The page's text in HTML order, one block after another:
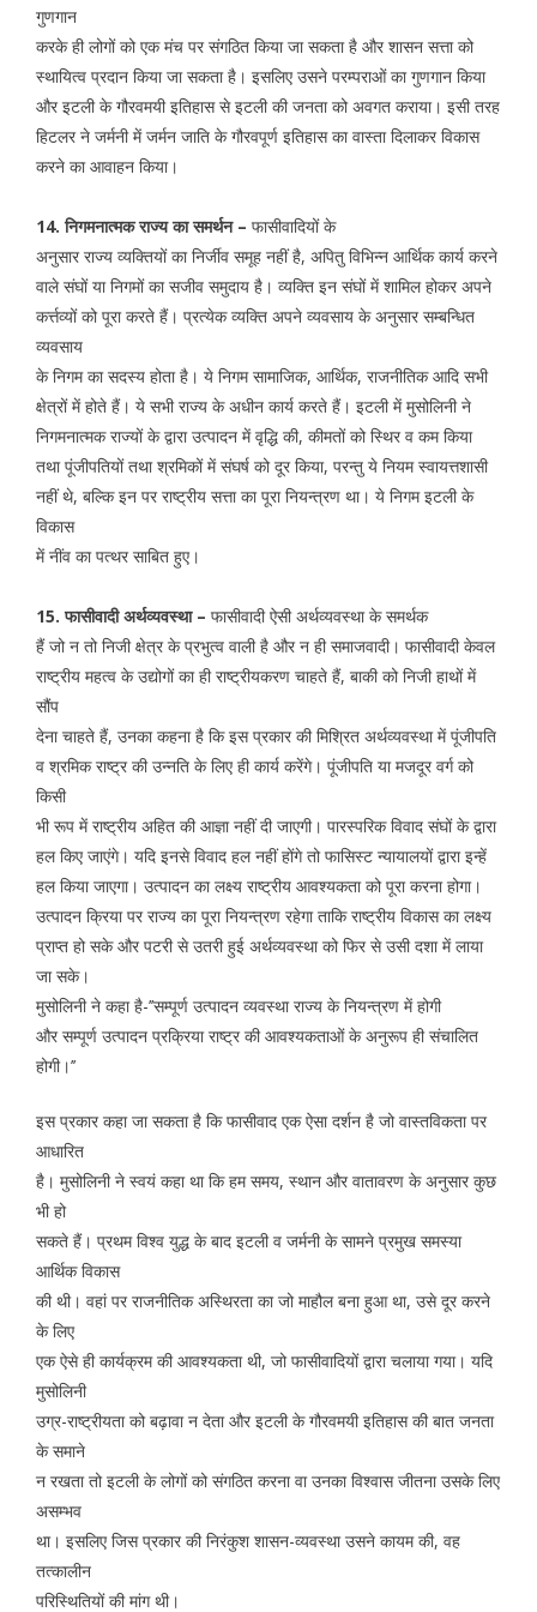
गुणगान
करके ही लोगों को एक मंच पर संगठित किया जा सकता है और शासन सत्ता को
स्थायित्व प्रदान किया जा सकता है। इसलिए उसने परम्पराओं का गुणगान किया
और इटली के गौरवमयी इतिहास से इटली की जनता को अवगत कराया। इसी तरह
हिटलर ने जर्मनी में जर्मन जाति के गौरवपूर्ण इतिहास का वास्ता दिलाकर विकास
करने का आवाहन किया।
14. निगमनात्मक राज्य का समर्थन – फासीवादियों के
अनुसार राज्य व्यक्तियों का निर्जीव समूह नहीं है, अपितु विभिन्न आर्थिक कार्य करने
वाले संघों या निगमों का सजीव समुदाय है। व्यक्ति इन संघों में शामिल होकर अपने
कर्त्तव्यों को पूरा करते हैं। प्रत्येक व्यक्ति अपने व्यवसाय के अनुसार सम्बन्धित
व्यवसाय
के निगम का सदस्य होता है। ये निगम सामाजिक, आर्थिक, राजनीतिक आदि सभी
क्षेत्रों में होते हैं। ये सभी राज्य के अधीन कार्य करते हैं। इटली में मुसोलिनी ने
निगमनात्मक राज्यों के द्वारा उत्पादन में वृद्धि की, कीमतों को स्थिर व कम किया
तथा पूंजीपतियों तथा श्रमिकों में संघर्ष को दूर किया, परन्तु ये नियम स्वायत्तशासी
नहीं थे, बल्कि इन पर राष्ट्रीय सत्ता का पूरा नियन्त्रण था। ये निगम इटली के
विकास
में नींव का पत्थर साबित हुए।
15. फासीवादी अर्थव्यवस्था – फासीवादी ऐसी अर्थव्यवस्था के समर्थक
हैं जो न तो निजी क्षेत्र के प्रभुत्व वाली है और न ही समाजवादी। फासीवादी केवल
राष्ट्रीय महत्व के उद्योगों का ही राष्ट्रीयकरण चाहते हैं, बाकी को निजी हाथों में
सौंप
देना चाहते हैं, उनका कहना है कि इस प्रकार की मिश्रित अर्थव्यवस्था में पूंजीपति
व श्रमिक राष्ट्र की उन्नति के लिए ही कार्य करेंगे। पूंजीपति या मजदूर वर्ग को
किसी
भी रूप में राष्ट्रीय अहित की आज्ञा नहीं दी जाएगी। पारस्परिक विवाद संघों के द्वारा
हल किए जाएंगे। यदि इनसे विवाद हल नहीं होंगे तो फासिस्ट न्यायालयों द्वारा इन्हें
हल किया जाएगा। उत्पादन का लक्ष्य राष्ट्रीय आवश्यकता को पूरा करना होगा।
उत्पादन क्रिया पर राज्य का पूरा नियन्त्रण रहेगा ताकि राष्ट्रीय विकास का लक्ष्य
प्राप्त हो सके और पटरी से उतरी हुई अर्थव्यवस्था को फिर से उसी दशा में लाया
जा सके।
मुसोलिनी ने कहा है-’’सम्पूर्ण उत्पादन व्यवस्था राज्य के नियन्त्रण में होगी
और सम्पूर्ण उत्पादन प्रक्रिया राष्ट्र की आवश्यकताओं के अनुरूप ही संचालित
होगी।’’
इस प्रकार कहा जा सकता है कि फासीवाद एक ऐसा दर्शन है जो वास्तविकता पर
आधारित
है। मुसोलिनी ने स्वयं कहा था कि हम समय, स्थान और वातावरण के अनुसार कुछ
भी हो
सकते हैं। प्रथम विश्व युद्ध के बाद इटली व जर्मनी के सामने प्रमुख समस्या
आर्थिक विकास
की थी। वहां पर राजनीतिक अस्थिरता का जो माहौल बना हुआ था, उसे दूर करने
के लिए
एक ऐसे ही कार्यक्रम की आवश्यकता थी, जो फासीवादियों द्वारा चलाया गया। यदि
मुसोलिनी
उग्र-राष्ट्रीयता को बढ़ावा न देता और इटली के गौरवमयी इतिहास की बात जनता
के समाने
न रखता तो इटली के लोगों को संगठित करना वा उनका विश्वास जीतना उसके लिए
असम्भव
था। इसलिए जिस प्रकार की निरंकुश शासन-व्यवस्था उसने कायम की, वह
तत्कालीन
परिस्थितियों की मांग थी।